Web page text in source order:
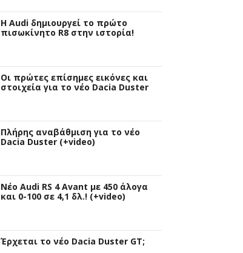
Η Audi δημιουργεί το πρώτο
πισωκίνητο R8 στην ιστορία!
Οι πρώτες επίσημες εικόνες και
στοιχεία για το νέο Dacia Duster
Πλήρης αναβάθμιση για το νέο
Dacia Duster (+video)
Νέο Audi RS 4 Avant με 450 άλογα
και 0-100 σε 4,1 δλ.! (+video)
Έρχεται το νέο Dacia Duster GT;